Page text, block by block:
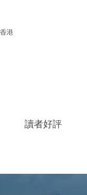
讀者好評